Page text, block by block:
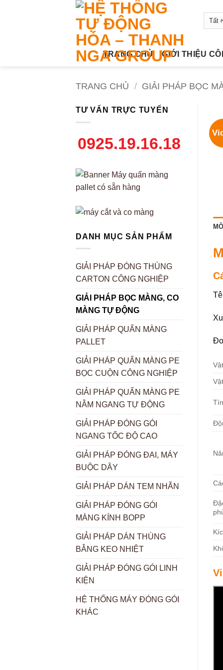
TRANG CHỦ
GIỚI THIỆU
TRANG CHỦ / GIẢI PHÁP BỌC
TƯ VẤN TRỰC TUYẾN
0925.19.16.18
DANH MỤC SẢN PHẨM
GIẢI PHÁP ĐÓNG THÙNG
CARTON CÔNG NGHIỆP
GIẢI PHÁP BỌC MÀNG, CO
MÀNG TỰ ĐỘNG
GIẢI PHÁP QUẤN MÀNG
PALLET
GIẢI PHÁP QUẤN MÀNG PE
BỌC CUỘN CÔNG NGHIỆP
GIẢI PHÁP QUẤN MÀNG PE
NẰM NGANG TỰ ĐỘNG
GIẢI PHÁP ĐÓNG GÓI
NGANG TỐC ĐỘ CAO
GIẢI PHÁP ĐÓNG ĐAI, MÁY
BUỘC DÂY
GIẢI PHÁP DÁN TEM NHÃN
GIẢI PHÁP ĐÓNG GÓI
MÀNG KÍNH BOPP
GIẢI PHÁP DÁN THÙNG
BẰNG KEO NHIỆT
GIẢI PHÁP ĐÓNG GÓI LINH
KIỆN
HỆ THỐNG MÁY ĐÓNG GÓI
KHÁC